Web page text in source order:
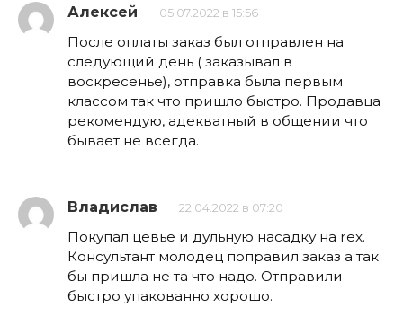
Алексей 05.07.2022 в 15:56
После оплаты заказ был отправлен на
следующий день ( заказывал в
воскресенье), отправка была первым
классом так что пришло быстро. Продавца
рекомендую, адекватный в общении что
бывает не всегда.
Владислав 22.04.2022 в 07:20
Покупал цевье и дульную насадку на rex.
Консультант молодец поправил заказ а так
бы пришла не та что надо. Отправили
быстро упакованно хорошо.